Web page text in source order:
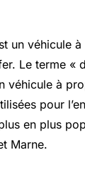
un véhicule
Le terme «
véhicule à
pour
en plus
Marne.